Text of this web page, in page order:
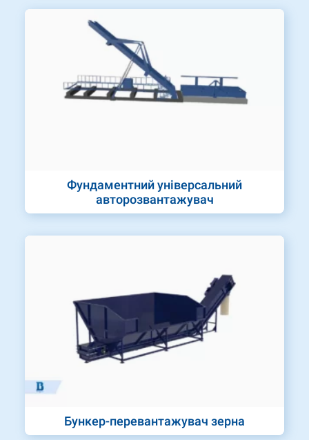
Фундаментний універсальний
авторозвантажувач
Бункер-перевантажувач зерна